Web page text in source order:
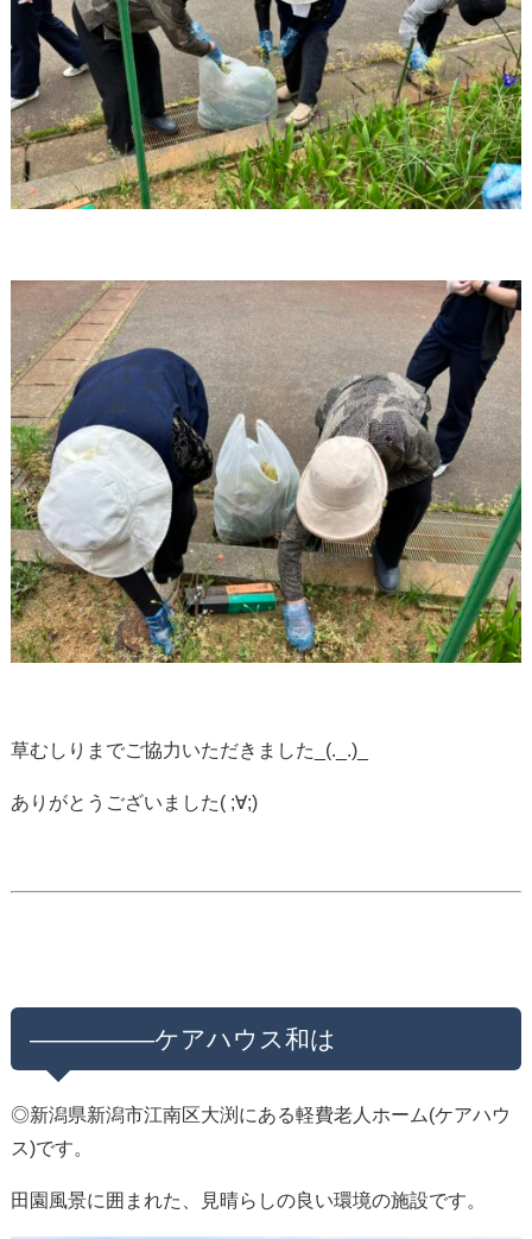
草むしりまでご協力いただきました_(._.)_
ありがとうございました( ;∀;)
—————ケアハウス和は
◎新潟県新潟市江南区大渕にある軽費老人ホーム(ケアハウ
ス)です。
田園風景に囲まれた、見晴らしの良い環境の施設です。